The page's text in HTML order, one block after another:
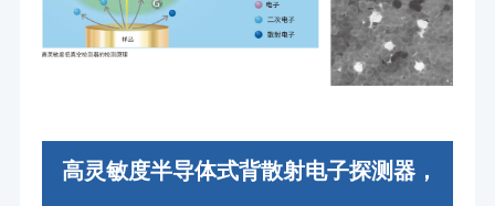
高灵敏度半导体式背散射电子探测器，